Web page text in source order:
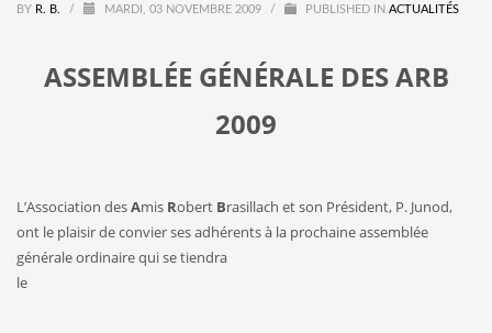
BY R. B. / MARDI, 03 NOVEMBRE 2009 / PUBLISHED IN ACTUALITÉS
ASSEMBLÉE GÉNÉRALE DES ARB
2009
L’Association desAmis Robert Brasillach et son Président, P. Junod,
ont le plaisir de convier ses adhérents à la prochaine assemblée
générale ordinaire qui se tiendra
le